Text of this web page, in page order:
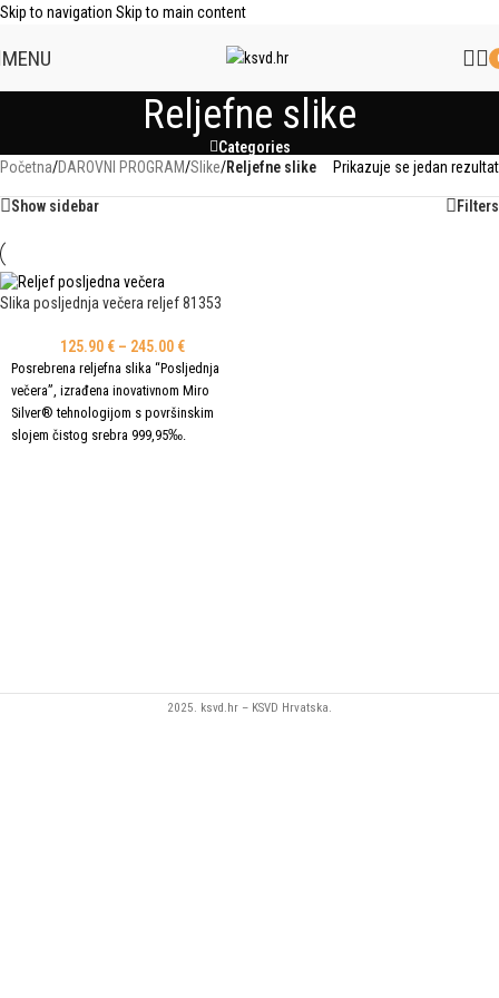
Skip to navigation Skip to main content
MENU
Reljefne slike
Categories
Početna/DAROVNI PROGRAM/Slike/Reljefne slike Prikazuje se jedan rezultat
Show sidebar Filters
Slika posljednja večera reljef 81353
125.90 € – 245.00 €
Posrebrena reljefna slika “Posljednja
večera”, izrađena inovativnom Miro
Silver® tehnologijom s površinskim
slojem čistog srebra 999,95‰.
2025. ksvd.hr – KSVD Hrvatska.